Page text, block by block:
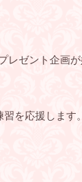
レゼント企画
を応援します。